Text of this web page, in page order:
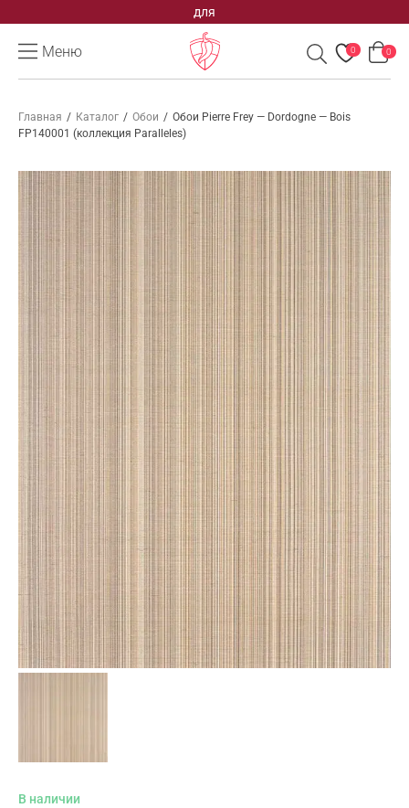
для
Меню 0 0
Главная / Каталог / Обои / Обои Pierre Frey — Dordogne — Bois
FP140001 (коллекция Paralleles)
В наличии